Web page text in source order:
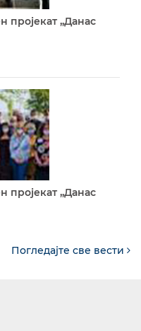
пројекат „Данас
пројекат „Данас
Погледајте све вести